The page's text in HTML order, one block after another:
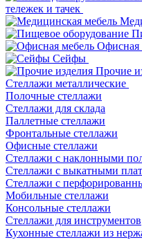
тележек и тачек
Офисная
Сейфы
Прочие
Стеллажи металлические
Полочные стеллажи
Стеллажи для склада
Паллетные стеллажи
Фронтальные стеллажи
Офисные стеллажи
Стеллажи с наклонными
Стеллажи с выкатными
Стеллажи с
Мобильные стеллажи
Консольные стеллажи
Стеллажи для инструментов
Кухонные стеллажи из